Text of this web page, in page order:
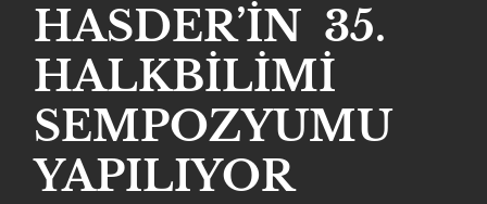
HASDER’İN 35.
HALKBİLİMİ
SEMPOZYUMU
YAPILIYOR